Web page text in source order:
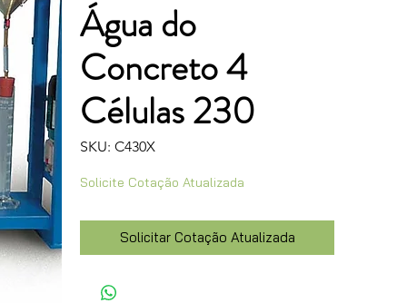
Água do
Concreto 4
Células 230
SKU: C430X
Solicite Cotação Atualizada
Solicitar Cotação Atualizada